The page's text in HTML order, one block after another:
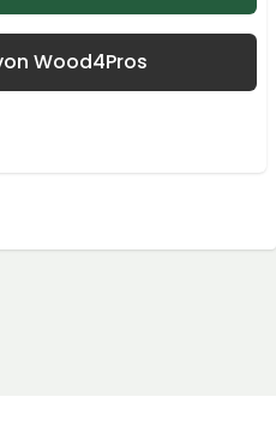
Wood4Pros